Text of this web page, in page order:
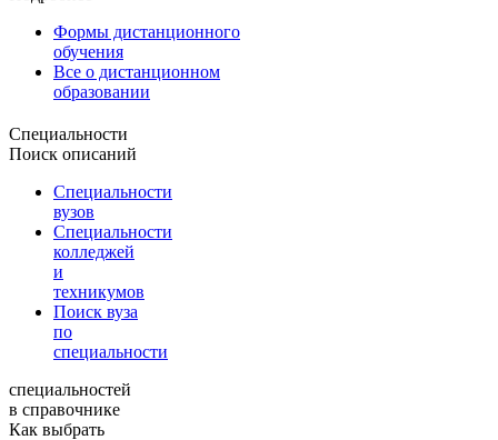
Формы дистанционного
обучения
Все о дистанционном
образовании
Специальности
Поиск описаний
Специальности
вузов
Специальности
колледжей
и
техникумов
Поиск вуза
по
специальности
специальностей
в справочнике
Как выбрать